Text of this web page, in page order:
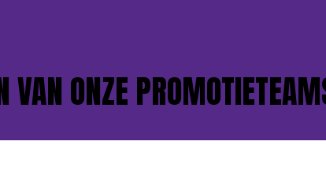
ONZE PROMOTIETEAMS?